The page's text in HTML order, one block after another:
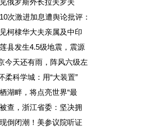
俄罗斯外长拉夫罗夫
次激进加息遭舆论批评：
柯棣华大夫亲属及中印
县发生4.5级地震，震源
今天还有雨，阵风六级左
柔科学城：用“大装置”
湖畔，将点亮世界“最
查，浙江省委：坚决拥
倒闭潮！美参议院听证